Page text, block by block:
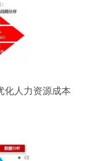
化人力资源成本